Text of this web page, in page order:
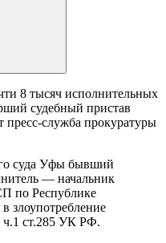
8 тысяч исполнительных
судебный пристав
служба прокуратуры
суда Уфы бывший
— начальник
по Республике
злоупотребление
ст.285 УК РФ.